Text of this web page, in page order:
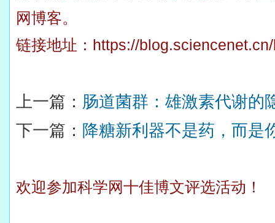
网博客。
链接地址： https://
上一篇： 肠道菌群：雄激素代谢的
下一篇： 降糖新利器不是药，而是
欢迎参加科学网十佳博文评选活动！